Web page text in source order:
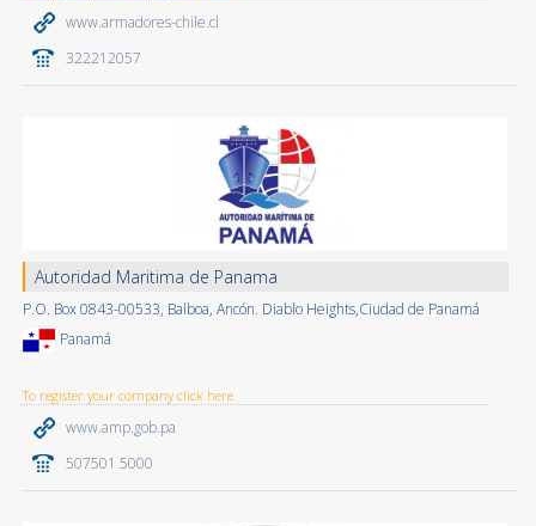
www.armadores-chile.cl
322212057
Autoridad Maritima de Panama
P.O. Box 0843-00533, Balboa, Ancón. Diablo Heights,Ciudad de Panamá
Panamá
To register your company click here
www.amp.gob.pa
507501 5000